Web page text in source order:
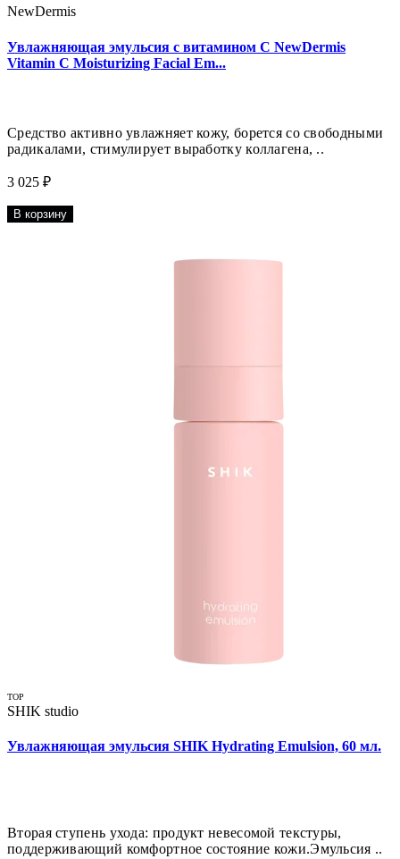
NewDermis
Увлажняющая эмульсия с витамином С NewDermis
Vitamin C Moisturizing Facial Em...
Средство активно увлажняет кожу, борется со свободными
радикалами, стимулирует выработку коллагена, ..
3 025 ₽
В корзину
TOP
SHIK studio
Увлажняющая эмульсия SHIK Hydrating Emulsion, 60 мл.
Вторая ступень ухода: продукт невесомой текстуры,
поддерживающий комфортное состояние кожи.Эмульсия ..